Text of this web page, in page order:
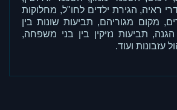
ראיה, הגירת ילדים לחו"ל, מחלוקות
מקום מגוריהם, תביעות שונות בין
תביעות נזיקין בין בני משפחה,
עזבונות ועוד.